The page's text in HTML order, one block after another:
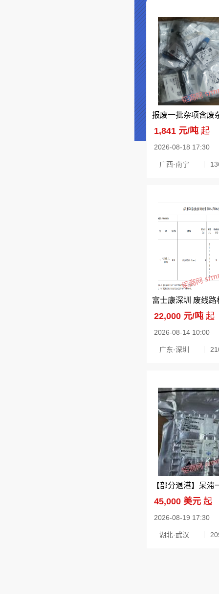
1,841 元/吨 起
2026-08-18 17:30
广西·南宁
22,000 元/吨 起
2026-08-14 10:00
广东·深圳
45,000 美元 起
2026-08-19 17:30
湖北·武汉